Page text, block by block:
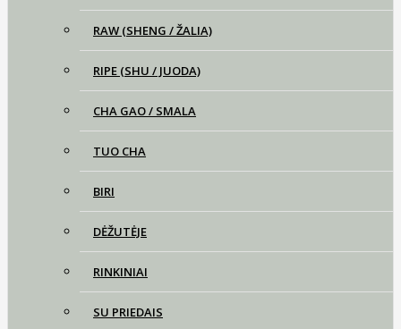
RAW (SHENG / ŽALIA)
RIPE (SHU / JUODA)
CHA GAO / SMALA
TUO CHA
BIRI
DĖŽUTĖJE
RINKINIAI
SU PRIEDAIS